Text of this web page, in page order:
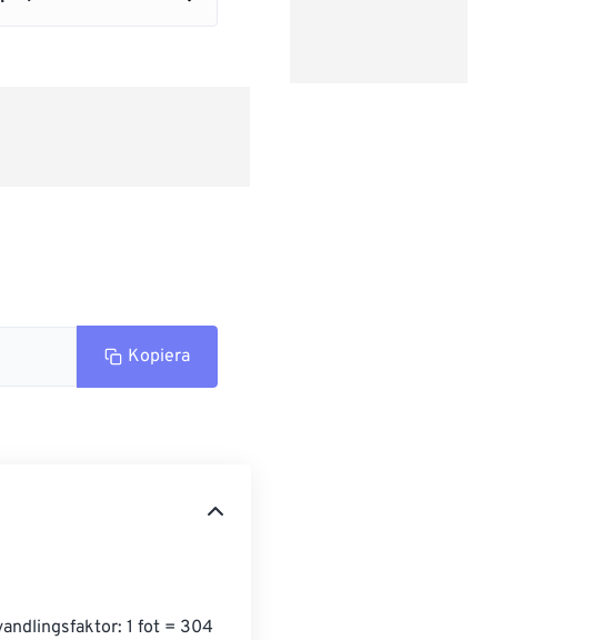
Kopiera
1 fot = 304